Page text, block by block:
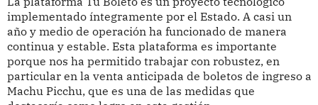
implementado íntegramente por el Estado. A casi un
año y medio de operación ha funcionado de manera
continua y estable. Esta plataforma es importante
porque nos ha permitido trabajar con robustez, en
particular en la venta anticipada de boletos de ingreso a
Machu Picchu, que es una de las medidas que